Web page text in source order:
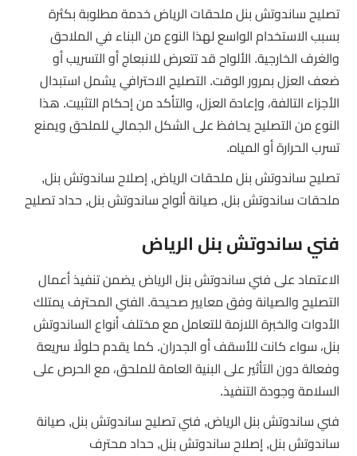
تصليح ساندوتش بنل ملحقات الرياض خدمة مطلوبة بكثرة
بسبب الاستخدام الواسع لهذا النوع من البناء في الملاحق
والغرف الخارجية. الألواح قد تتعرض للانبعاج أو التسريب أو
ضعف العزل بمرور الوقت. التصليح الاحترافي يشمل استبدال
الأجزاء التالفة، وإعادة العزل، والتأكد من إحكام التثبيت. هذا
النوع من التصليح يحافظ على الشكل الجمالي للملحق ويمنع
تسرب الحرارة أو المياه.
تصليح ساندوتش بنل ملحقات الرياض, إصلاح ساندوتش بنل,
ملحقات ساندوتش بنل, صيانة ألواح ساندوتش بنل, حداد تصليح
فني ساندوتش بنل الرياض
الاعتماد على فني ساندوتش بنل الرياض يضمن تنفيذ أعمال
التصليح والصيانة وفق معايير صحيحة. الفني المحترف يمتلك
الأدوات والخبرة اللازمة للتعامل مع مختلف أنواع الساندوتش
بنل، سواء كانت للأسقف أو الجدران. كما يقدم حلولًا سريعة
وفعالة دون التأثير على البنية العامة للملحق، مع الحرص على
السلامة وجودة التنفيذ.
فني ساندوتش بنل الرياض, فني تصليح ساندوتش بنل, صيانة
ساندوتش بنل, إصلاح ساندوتش بنل, حداد محترف